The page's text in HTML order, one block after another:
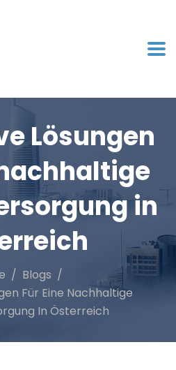
Lösungen
in
Blogs
Für Eine Nachhaltige
In Österreich